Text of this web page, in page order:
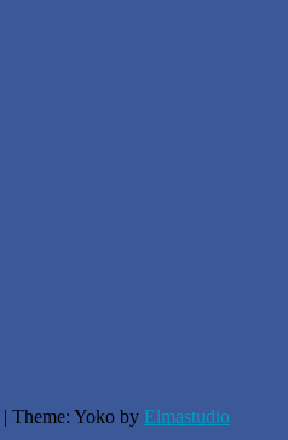
| Theme: Yoko by Elmastudio